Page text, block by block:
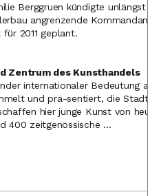
Berggruen kündigte
angrenzende
2011 geplant.
Zentrum des Kunsthandels
internationaler Bedeutung
und prä-sentiert, die
hier junge Kunst von
400 zeitgenössische ...